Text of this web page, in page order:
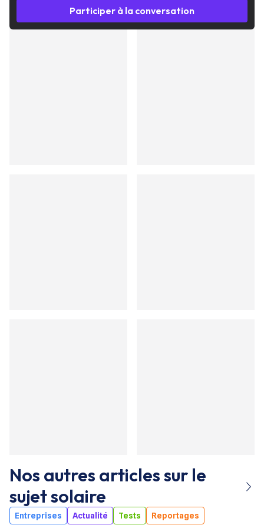
Participer à la conversation
Nos autres articles sur le
sujetsolaire
Entreprises Actualité Tests Reportages